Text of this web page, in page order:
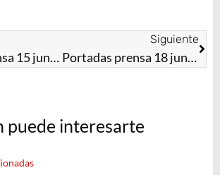
Portadas prensa 15 junio 2020
Siguiente
Portadas prensa 18 junio 2020
puede interesarte